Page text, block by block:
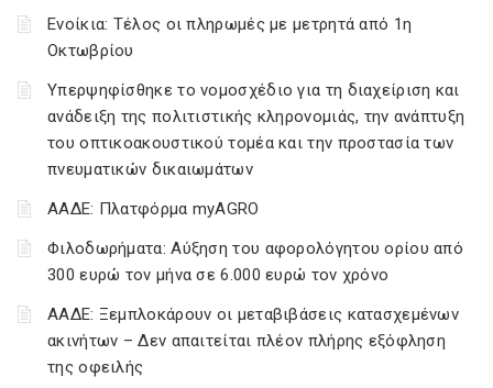
Ενοίκια: Τέλος οι πληρωμές με μετρητά από 1η
Οκτωβρίου
Υπερψηφίσθηκε το νομοσχέδιο για τη διαχείριση και
ανάδειξη της πολιτιστικής κληρονομιάς, την ανάπτυξη
του οπτικοακουστικού τομέα και την προστασία των
πνευματικών δικαιωμάτων
ΑΑΔΕ: Πλατφόρμα myAGRO
Φιλοδωρήματα: Αύξηση του αφορολόγητου ορίου από
300 ευρώ τον μήνα σε 6.000 ευρώ τον χρόνο
ΑΑΔΕ: Ξεμπλοκάρουν οι μεταβιβάσεις κατασχεμένων
ακινήτων – Δεν απαιτείται πλέον πλήρης εξόφληση
της οφειλής